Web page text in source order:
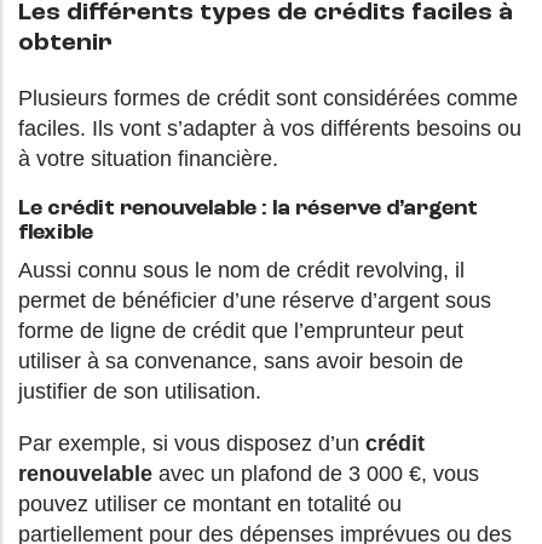
Les différents types de crédits faciles à
obtenir
Plusieurs formes de crédit sont considérées comme
faciles. Ils vont s’adapter à vos différents besoins ou
à votre situation financière.
Le crédit renouvelable : la réserve d’argent
flexible
Aussi connu sous le nom de crédit revolving, il
permet de bénéficier d’une réserve d’argent sous
forme de ligne de crédit que l’emprunteur peut
utiliser à sa convenance, sans avoir besoin de
justifier de son utilisation.
Par exemple, si vous disposez d’un crédit
renouvelable avec un plafond de 3 000 €, vous
pouvez utiliser ce montant en totalité ou
partiellement pour des dépenses imprévues ou des